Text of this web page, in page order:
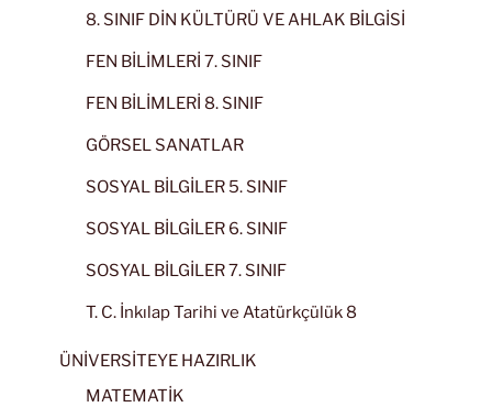
8. SINIF DİN KÜLTÜRÜ VE AHLAK BİLGİSİ
FEN BİLİMLERİ 7. SINIF
FEN BİLİMLERİ 8. SINIF
GÖRSEL SANATLAR
SOSYAL BİLGİLER 5. SINIF
SOSYAL BİLGİLER 6. SINIF
SOSYAL BİLGİLER 7. SINIF
T. C. İnkılap Tarihi ve Atatürkçülük 8
ÜNİVERSİTEYE HAZIRLIK
MATEMATİK